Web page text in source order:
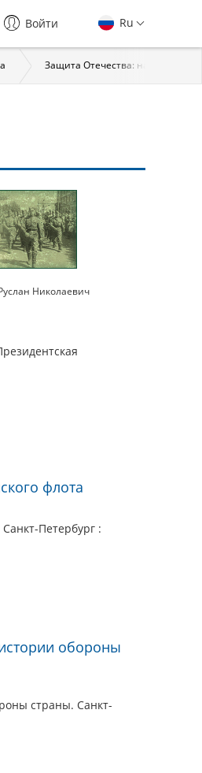
Ru
Войти
Защита Отечества: на фронте и
Николаевич
флота
Петербург :
обороны
страны. Санкт-